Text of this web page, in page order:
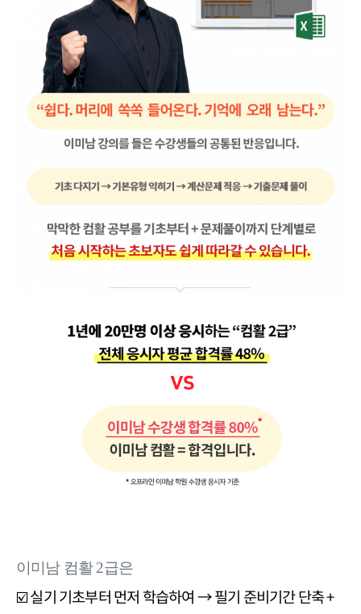
이미남 컴활 2급은
☑️ 실기 기초부터 먼저 학습하여 → 필기 준비기간 단축 +